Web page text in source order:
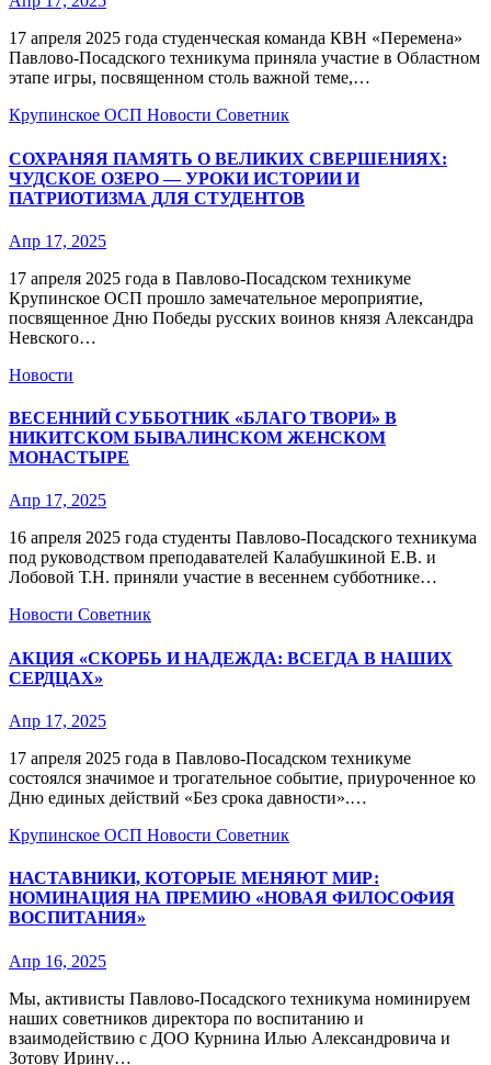
17 апреля 2025 года студенческая команда КВН «Перемена»
Павлово-Посадского техникума приняла участие в Областном
этапе игры, посвященном столь важной теме,…
Крупинское ОСП Новости Советник
СОХРАНЯЯ ПАМЯТЬ О ВЕЛИКИХ СВЕРШЕНИЯХ:
ЧУДСКОЕ ОЗЕРО — УРОКИ ИСТОРИИ И
ПАТРИОТИЗМА ДЛЯ СТУДЕНТОВ
Апр 17, 2025
17 апреля 2025 года в Павлово-Посадском техникуме
Крупинское ОСП прошло замечательное мероприятие,
посвященное Дню Победы русских воинов князя Александра
Невского…
Новости
ВЕСЕННИЙ СУББОТНИК «БЛАГО ТВОРИ» В
НИКИТСКОМ БЫВАЛИНСКОМ ЖЕНСКОМ
МОНАСТЫРЕ
Апр 17, 2025
16 апреля 2025 года студенты Павлово-Посадского техникума
под руководством преподавателей Калабушкиной Е.В. и
Лобовой Т.Н. приняли участие в весеннем субботнике…
Новости Советник
АКЦИЯ «СКОРБЬ И НАДЕЖДА: ВСЕГДА В НАШИХ
СЕРДЦАХ»
Апр 17, 2025
17 апреля 2025 года в Павлово-Посадском техникуме
состоялся значимое и трогательное событие, приуроченное ко
Дню единых действий «Без срока давности».…
Крупинское ОСП Новости Советник
НАСТАВНИКИ, КОТОРЫЕ МЕНЯЮТ МИР:
НОМИНАЦИЯ НА ПРЕМИЮ «НОВАЯ ФИЛОСОФИЯ
ВОСПИТАНИЯ»
Апр 16, 2025
Мы, активисты Павлово-Посадского техникума номинируем
наших советников директора по воспитанию и
взаимодействию с ДОО Курнина Илью Александровича и
Зотову Ирину…